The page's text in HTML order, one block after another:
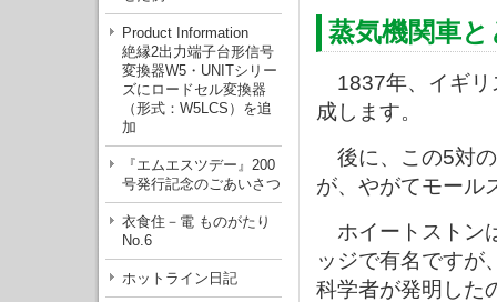
Product Information
絶縁2出力端子台形信号
変換器W5・UNITシリー
ズにロードセル変換器
（形式：W5LCS）を追
加
『エムエスツデー』200
号発行記念のごあいさつ
衣食住－電 ものがたり
No.6
ホットライン日記
蒸気機関車
1837年、イギリ
成します。
後に、この5対
が、やがてモール
ホイートストン
ッジで有名ですが
科学者が発明した